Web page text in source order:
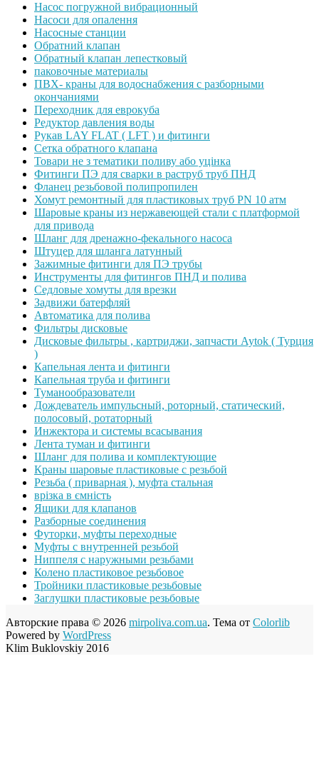
Насос погружной вибрационный
Насоси для опалення
Насосные станции
Обратний клапан
Обратный клапан лепестковый
паковочные материалы
ПВХ- краны для водоснабжения с разборными
окончаниями
Переходник для еврокуба
Редуктор давления воды
Рукав LAY FLAT ( LFT ) и фитинги
Сетка обратного клапана
Товари не з тематики поливу або уцінка
Фитинги ПЭ для сварки в раструб труб ПНД
Фланец резьбовой полипропилен
Хомут ремонтный для пластиковых труб PN 10 атм
Шаровые краны из нержавеющей стали с платформой
для привода
Шланг для дренажно-фекального насоса
Штуцер для шланга латунный
Зажимные фитинги для ПЭ трубы
Инструменты для фитингов ПНД и полива
Седловые хомуты для врезки
Задвижи батерфляй
Автоматика для полива
Фильтры дисковые
Дисковые фильтры , картриджи, запчасти Aytok ( Турция
)
Капельная лента и фитинги
Капельная труба и фитинги
Туманообразователи
Дождеватель импульсный, роторный, статический,
полосовый, ротаторный
Инжектора и системы всасывания
Лента туман и фитинги
Шланг для полива и комплектующие
Краны шаровые пластиковые с резьбой
Резьба ( приварная ), муфта стальная
врізка в ємність
Ящики для клапанов
Разборные соединения
Футорки, муфты переходные
Муфты с внутренней резьбой
Ниппеля с наружными резьбами
Колено пластиковое резьбовое
Тройники пластиковые резьбовые
Заглушки пластиковые резьбовые
Авторские права © 2026 mirpoliva.com.ua. Тема от Colorlib
Powered by WordPress
Klim Buklovskiy 2016